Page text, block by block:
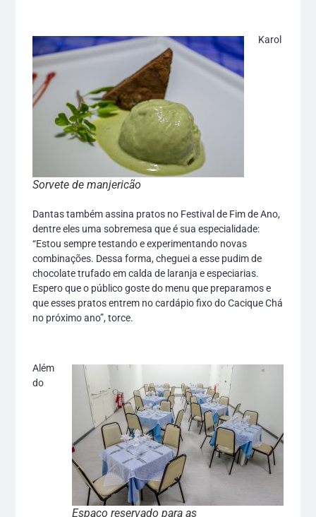
Sorvete de manjericão
Karol
Dantas também assina pratos no Festival de Fim de Ano,
dentre eles uma sobremesa que é sua especialidade:
“Estou sempre testando e experimentando novas
combinações. Dessa forma, cheguei a esse pudim de
chocolate trufado em calda de laranja e especiarias.
Espero que o público goste do menu que preparamos e
que esses pratos entrem no cardápio fixo do Cacique Chá
no próximo ano”, torce.
Espaço reservado para as
Além
do